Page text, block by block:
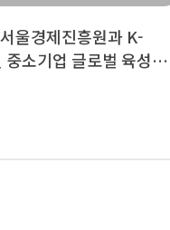
울경제진흥원과 K-
소기업 글로벌 육성